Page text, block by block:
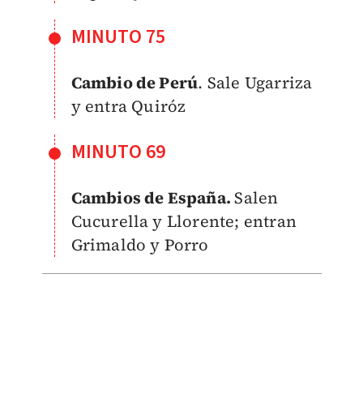
MINUTO 75
Cambio de Perú. Sale Ugarriza
y entra Quiróz
MINUTO 69
Cambios de España.Salen
Cucurella y Llorente; entran
Grimaldo y Porro